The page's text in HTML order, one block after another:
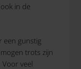
in de
een gunstig
trots zijn
veel